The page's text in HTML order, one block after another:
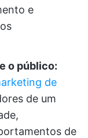
e
o público:
de
de um
de